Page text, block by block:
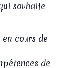
souhaite
cours de
de